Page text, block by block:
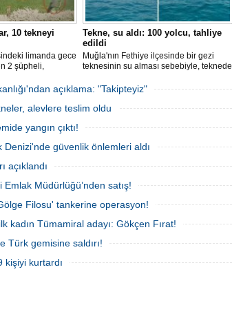
10 tekneyi
limanda gece
2 şüpheli,
kameralarına
ihbarıyla
Tekne, su aldı: 100 yolcu, tahliye
edildi
Muğla'nın Fethiye ilçesinde bir gezi
teknesinin su alması sebebiyle, teknede
teknenin batmaması için bölgede
kurtarma çalışması başlatıldı.
açıklama: "Takipteyiz"
alevlere teslim oldu
yangın çıktı!
Denizi'nde güvenlik önlemleri aldı
açıklandı
Emlak Müdürlüğü’nden satış!
Filosu' tankerine operasyon!
kadın Tümamiral adayı: Gökçen Fırat!
Türk gemisine saldırı!
kişiyi kurtardı